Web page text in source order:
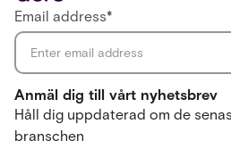
Anmäl dig till vårt nyhetsbrev
Håll dig uppdaterad om de
branschen
Email address*